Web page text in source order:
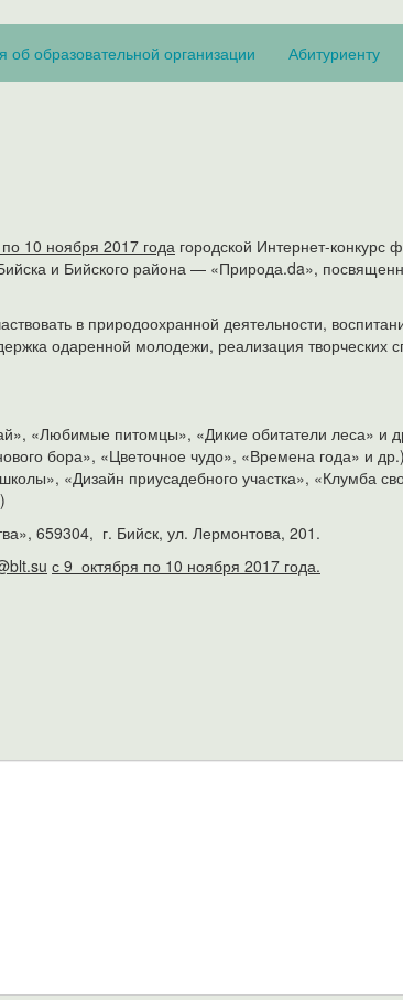
об образовательной организации Абитуриенту
10 ноября 2017 года городской Интернет-конкурс
и Бийского района — «Природа.da»,
в природоохранной деятельности,
одаренной молодежи, реализация творческих
«Любимые питомцы», «Дикие обитатели леса» и
бора», «Цветочное чудо», «Времена года» и
«Дизайн приусадебного участка», «Клумба
659304, г. Бийск, ул. Лермонтова, 201.
с 9 октября по 10 ноября 2017 года.